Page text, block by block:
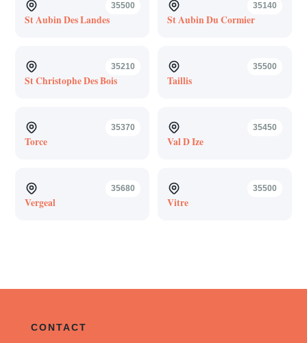
35500
St Aubin Des Landes
35140
St Aubin Du Cormier
35210
St Christophe Des Bois
35500
Taillis
35370
Torce
35450
Val D Ize
35680
Vergeal
35500
Vitre
CONTACT